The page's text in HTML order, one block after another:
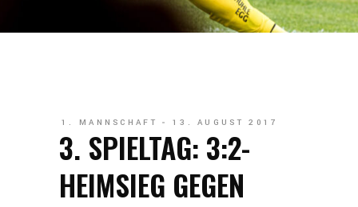
1. MANNSCHAFT 13. AUGUST 2017
3. SPIELTAG: 3:2-
HEIMSIEG GEGEN